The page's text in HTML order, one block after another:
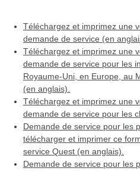
Téléchargez et imprimez une
demande de service (en
Téléchargez et imprimez une
demande de service pour les
Royaume-Uni, en Europe, au
(en anglais).
Téléchargez et imprimez une
demande de service pour les
Demande de service pour les
télécharger et imprimer ce
service Quest (en anglais).
Demande de service pour les